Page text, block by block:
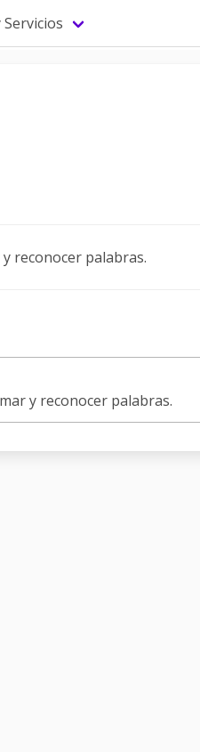
reconocer palabras.
y reconocer palabras.